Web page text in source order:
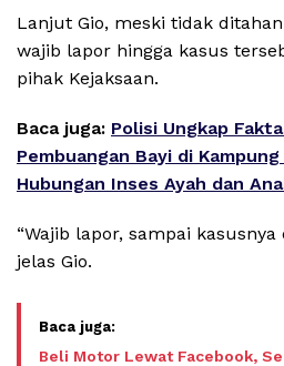
Lanjut Gio, meski tidak
wajib lapor hingga kasus
pihak Kejaksaan.
Baca juga: Polisi Ungkap
Pembuangan Bayi di
Hubungan Inses Ayah dan
“Wajib lapor, sampai
jelas Gio.
Beli Motor Lewat Facebook,